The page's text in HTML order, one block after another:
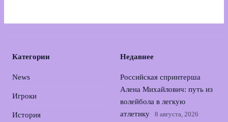
Категории
News
Игроки
История
Недавнее
Российская спринтерша
Алена Михайлович: путь из
волейбола в легкую
атлетику
8 августа, 2026